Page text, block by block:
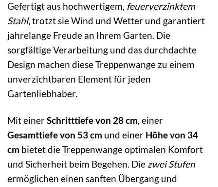
Gefertigt aus hochwertigem, feuerverzinktem
Stahl, trotzt sie Wind und Wetter und garantiert
jahrelange Freude an Ihrem Garten. Die
sorgfältige Verarbeitung und das durchdachte
Design machen diese Treppenwange zu einem
unverzichtbaren Element für jeden
Gartenliebhaber.
Mit einerSchritttiefe von 28 cm, einer
Gesamttiefe von 53 cm und einer Höhe von 34
cm bietet die Treppenwange optimalen Komfort
und Sicherheit beim Begehen. Die zwei Stufen
ermöglichen einen sanften Übergang und